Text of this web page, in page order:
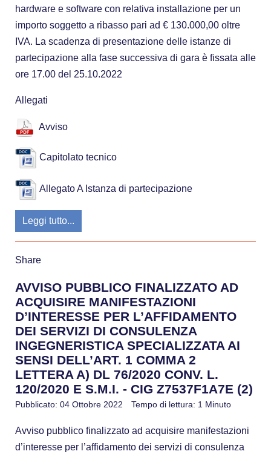
hardware e software con relativa installazione per un
importo soggetto a ribasso pari ad € 130.000,00 oltre
IVA. La scadenza di presentazione delle istanze di
partecipazione alla fase successiva di gara è fissata alle
ore 17.00 del 25.10.2022
Allegati
Avviso
Capitolato tecnico
Allegato A Istanza di partecipazione
Leggi tutto...
Share
AVVISO PUBBLICO FINALIZZATO AD
ACQUISIRE MANIFESTAZIONI
D’INTERESSE PER L’AFFIDAMENTO
DEI SERVIZI DI CONSULENZA
INGEGNERISTICA SPECIALIZZATA AI
SENSI DELL’ART. 1 COMMA 2
LETTERA A) DL 76/2020 CONV. L.
120/2020 E S.M.I. - CIG Z7537F1A7E (2)
Pubblicato: 04 Ottobre 2022 Tempo di lettura: 1 Minuto
Avviso pubblico finalizzato ad acquisire manifestazioni
d’interesse per l’affidamento dei servizi di consulenza